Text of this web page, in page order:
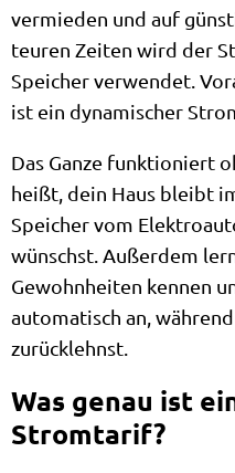
vermieden und auf
teuren Zeiten wird der
Speicher verwendet.
ist ein dynamischer
Das Ganze funktioniert
heißt, dein Haus bleibt
Speicher vom
wünschst. Außerdem
Gewohnheiten kennen
automatisch an,
zurücklehnst.
Was genau ist
Stromtarif?